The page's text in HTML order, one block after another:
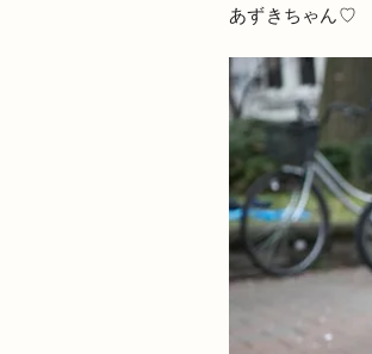
あずきちゃん♡